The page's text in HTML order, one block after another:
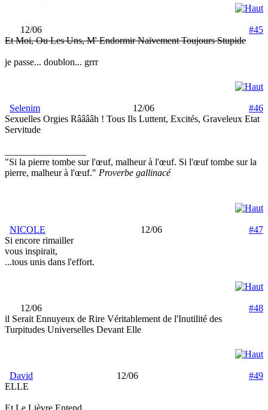
12/06
#45
Et Moi, Ou Les Uns, M' Endormir Naïvement Toujours Stupide
je passe... doublon... grrr
Selenim 12/06
#46
Sexuelles Orgies Rââââh ! Tous Ils Luttent, Excités, Graveleux Etat
Servitude
"Si la pierre tombe sur l'œuf, malheur à l'œuf. Si l'œuf tombe sur la
pierre, malheur à l'œuf." Proverbe gallinacé
NICOLE 12/06
#47
Si encore rimailler
vous inspirait,
...tous unis dans l'effort.
12/06
#48
il Serait Ennuyeux de Rire Véritablement de l'Inutilité des
Turpitudes Universelles Devant Elle
David 12/06
#49
ELLE
Et Le Lièvre Entend